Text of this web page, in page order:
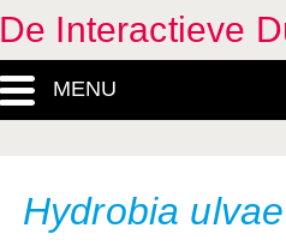
De Interactieve
MENU
Hydrobia ulvae
Halichondria panicea
Haliclona oculata
Harmothoe imbricata